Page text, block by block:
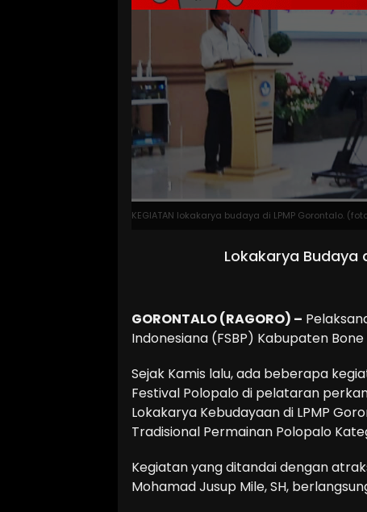
KEGIATAN lokakarya budaya di LPMP Gorontalo.
Lokakarya Budaya
GORONTALO (RAGORO) –
Indonesiana (FSBP) Kabupaten
Sejak Kamis lalu, ada beberapa
Festival Polopalo di pelataran
Lokakarya Kebudayaan di LPMP
Tradisional Permainan Polopalo
Kegiatan yang ditandai dengan
Mohamad Jusup Mile, SH,